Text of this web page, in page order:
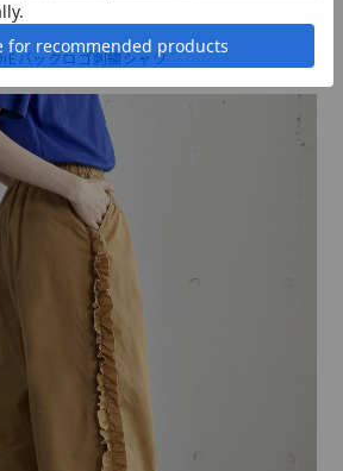
バックロゴ刺繍シャツ